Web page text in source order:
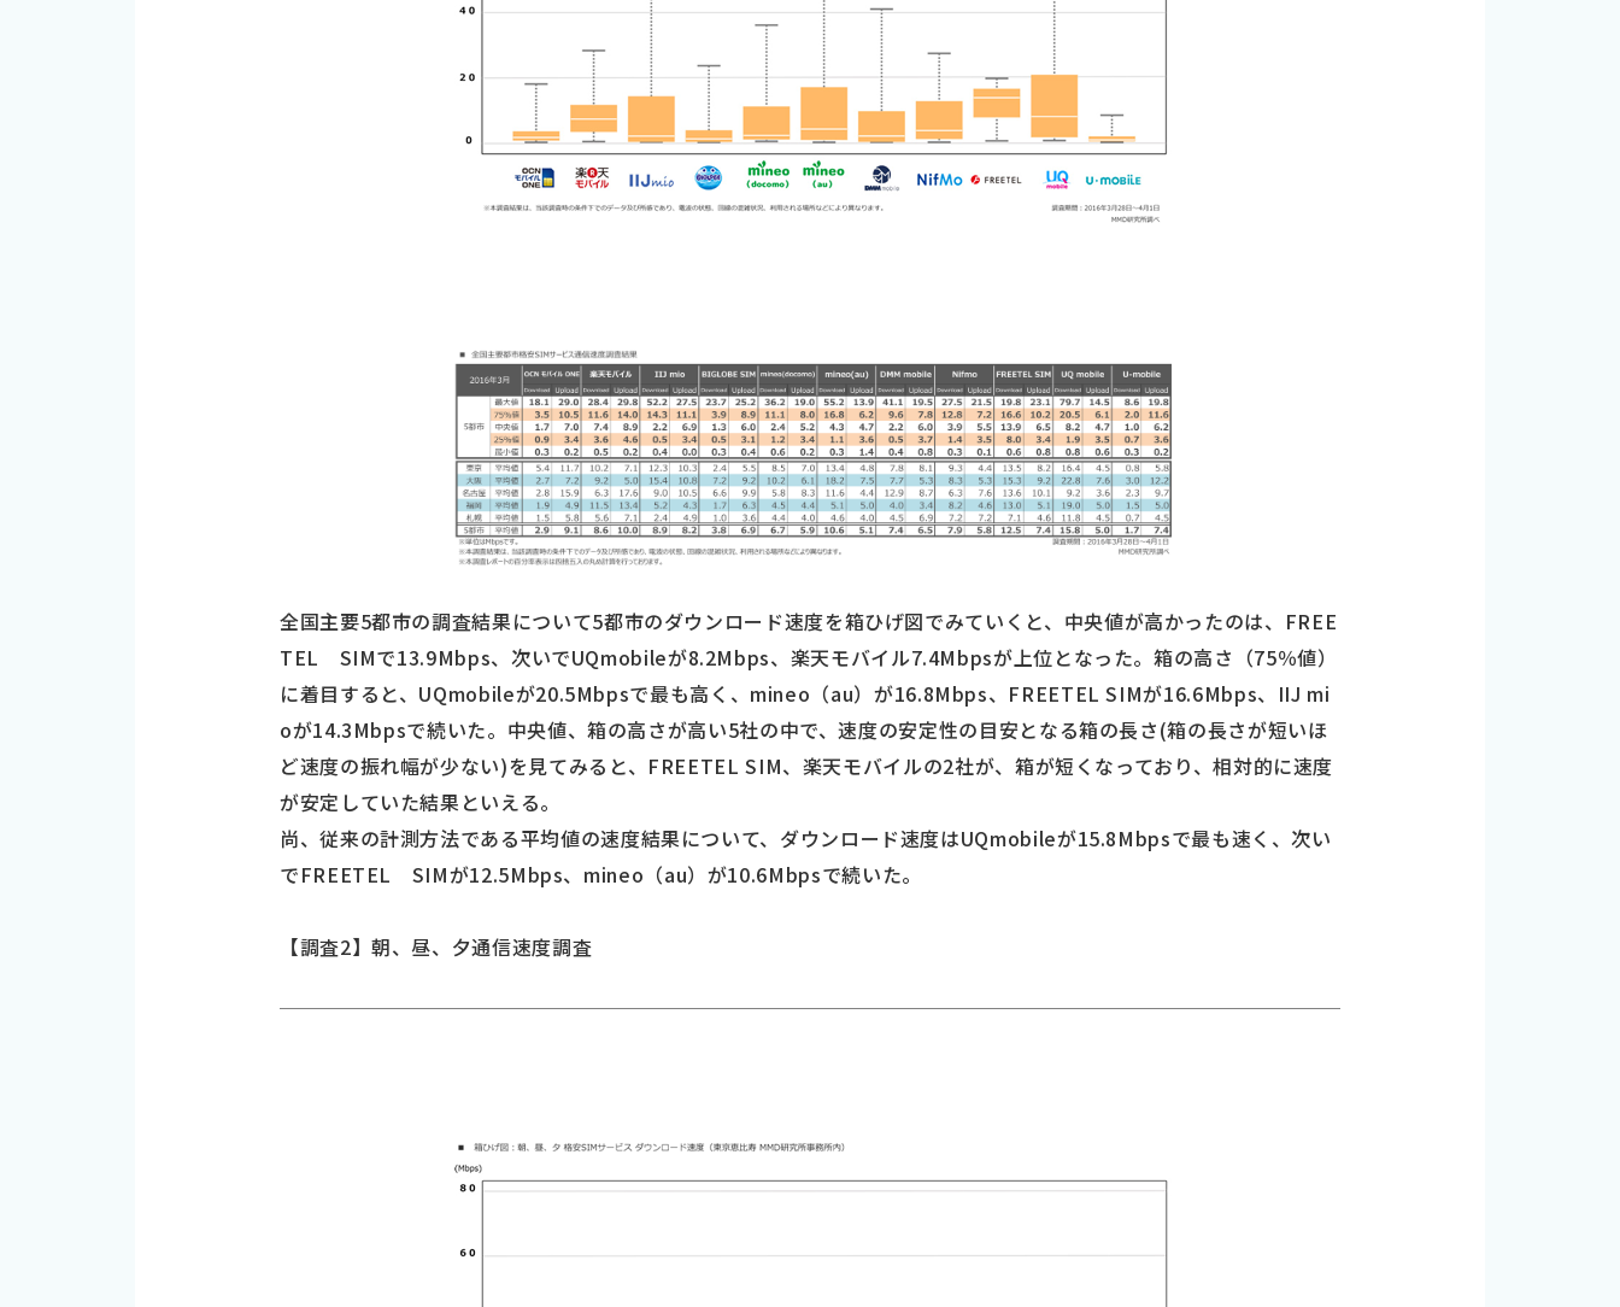
全国主要5都市の調査結果について5都市のダウンロード速度を箱ひげ図でみていくと、中央値が高かったのは、FREE
TEL SIMで13.9Mbps、次いでUQmobileが8.2Mbps、楽天モバイル7.4Mbpsが上位となった。箱の高さ（75％値）
に着目すると、UQmobileが20.5Mbpsで最も高く、mineo（au）が16.8Mbps、FREETEL SIMが16.6Mbps、IIJ mi
oが14.3Mbpsで続いた。中央値、箱の高さが高い5社の中で、速度の安定性の目安となる箱の長さ(箱の長さが短いほ
ど速度の振れ幅が少ない)を見てみると、FREETEL SIM、楽天モバイルの2社が、箱が短くなっており、相対的に速度
が安定していた結果といえる。
尚、従来の計測方法である平均値の速度結果について、ダウンロード速度はUQmobileが15.8Mbpsで最も速く、次い
でFREETEL SIMが12.5Mbps、mineo（au）が10.6Mbpsで続いた。
【調査2】朝、昼、夕通信速度調査